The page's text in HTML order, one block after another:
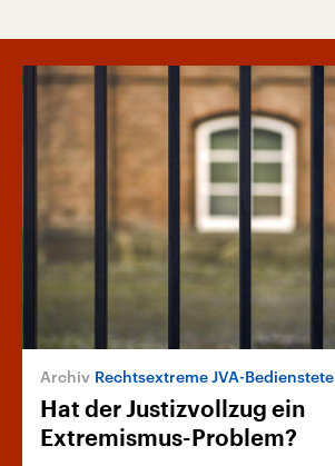
Rechtsextreme JVA-Bedienstete
Hat der Justizvollzug ein
Extremismus-Problem?